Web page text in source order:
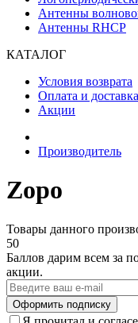
Антенны
Антенны RHCP
КАТАЛОГ
Условия возврата
Оплата и доставка
Акции
Производитель
Zopo
Товары данного
50
Баллов дарим всем за
акции.
Оформить подписку